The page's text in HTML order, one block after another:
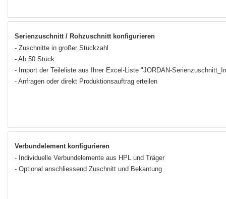
Serienzuschnitt / Rohzuschnitt konfigurieren
- Zuschnitte in großer Stückzahl
- Ab 50 Stück
- Import der Teileliste aus Ihrer Excel-Liste "JORDAN-
- Anfragen oder direkt Produktionsauftrag erteilen
Verbundelement konfigurieren
- Individuelle Verbundelemente aus HPL und Träger
- Optional anschliessend Zuschnitt und Bekantung